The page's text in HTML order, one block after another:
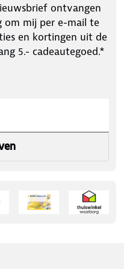
ontvangen
om mij per e-mail te
en kortingen uit de
5.- cadeautegoed.*